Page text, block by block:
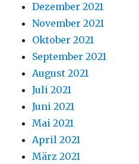
Dezember 2021
November 2021
Oktober 2021
September 2021
August 2021
Juli 2021
Juni 2021
Mai 2021
April 2021
März 2021